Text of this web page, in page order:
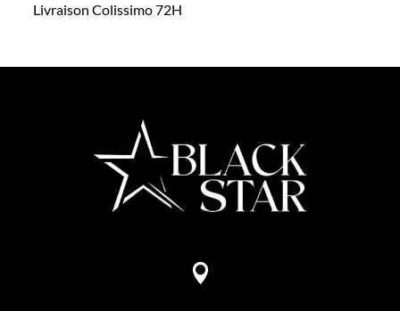
Livraison Colissimo 72H
